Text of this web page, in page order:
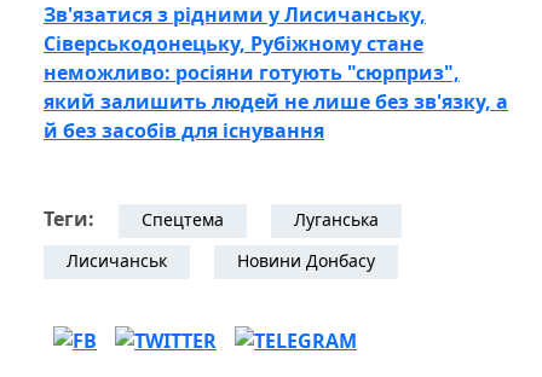
Зв'язатися з рідними у Лисичанську,
Сіверськодонецьку, Рубіжному стане
неможливо: росіяни готують "сюрприз",
який залишить людей не лише без зв'язку, а
й без засобів для існування
Теги: Спецтема
Луганська
Лисичанськ
Новини Донбасу